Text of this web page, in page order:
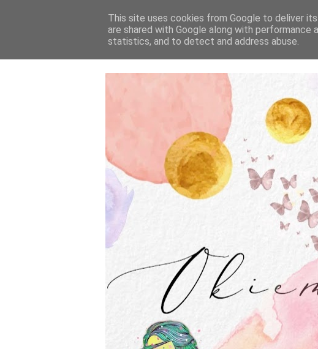
This site uses cookies from Google to deliver
are shared with Google along with
statistics, and to detect and address abuse.